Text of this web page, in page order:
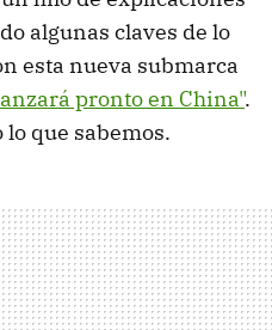
algunas claves de lo
esta nueva submarca
pronto en China".
lo que sabemos.